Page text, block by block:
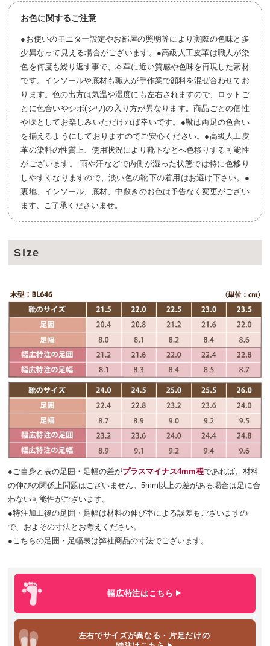
お色に関するご注意
●お使いのモニター設定やお部屋の照明等により実際の色味と多
少異なって見える場合がございます。●高級人工皮革は職人が染
色を何度も繰り返す事で、本革に近い質感や色味を再現した素材
です。インソールや底材も職人が手作業で顔料を混ぜ合わせてお
ります。色の出方は気温や湿度にも左右されますので、ロットご
とに色合いやシボ(シワ)の入り方が異なります。商品ごとの個性
や味としてお楽しみいただければ幸いです。●靴は両足の色合い
を揃えるようにしておりますのでご安心ください。●高級人工皮
革の染料の性質上、使用状況により靴下などへ色移りする可能性
がございます。 雨や汗などで内側が湿った状態では特に色移り
しやすくなりますので、淡い色の靴下の着用はお避け下さい。●
裏地、インソール、底材、中敷きのお色は予告なく変更がござい
ます、ご了承くださいませ。
Size
●ご自身と表の足囲・足幅の差がプラスマイナス4mm程であれば、材料
の伸びの関係上問題はございません。5mm以上の差がある場合は足に合
わない可能性がございます。
●特注加工後の足囲・足幅は材料の伸び率による誤差もございますの
で、およその寸法とお考えください。
●こちらの足囲・足幅表は弊社商品の寸法でございます。
幅広特注はこちら
左右でサイズが異なる・片足だけの